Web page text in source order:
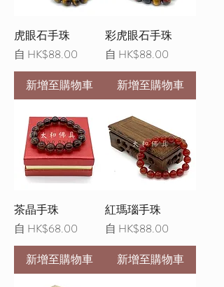
虎眼石手珠
自 HK$88.00
促銷價格
新增至購物車
彩虎眼石手珠
自 HK$88.00
促銷價格
新增至購物車
茶晶手珠
自 HK$68.00
促銷價格
新增至購物車
紅瑪瑙手珠
自 HK$88.00
促銷價格
新增至購物車